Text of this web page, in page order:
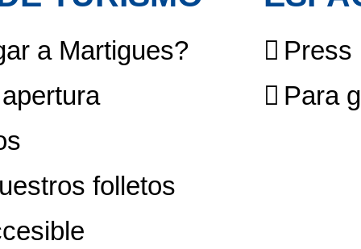
a Martigues?
folletos
Press
Para